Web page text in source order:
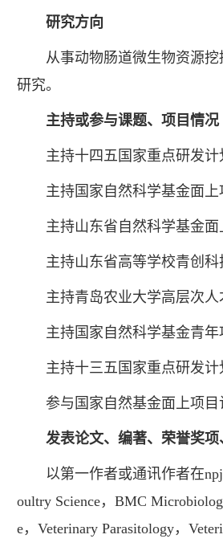
研究方向
从事动物肠道微生物资源挖
研究。
主持或参与课题、项目情况
主持十四五国家重点研发计
主持国家自然科学基金面上
主持山东省自然科学基金面
主持山东省高等学校青创科
主持青岛农业大学高层次人
主持国家自然科学基金青年
主持十三五国家重点研发计
参与国家自然基金面上项目
发表论文、编著、荣誉奖
以第一作者或通讯作者在npj
oultry Science，BMC
e，Veterinary Parasitology，